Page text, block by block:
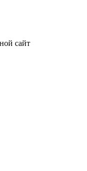
сайт